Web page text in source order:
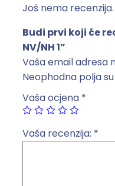
/
N
H
1
k
l
č
Još nema recenzija.
Budi prvi koji će
NV/NH 1”
Vaša email adresa
Neophodna polja
Vaša ocjena *
Vaša recenzija: *